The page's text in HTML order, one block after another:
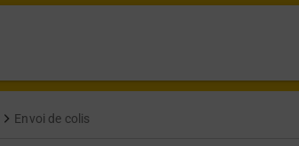
Envoi de colis